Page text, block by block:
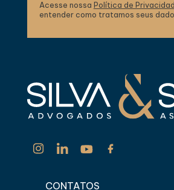
Acesse nossa Política de
entender como tratamos seus
CONTATOS